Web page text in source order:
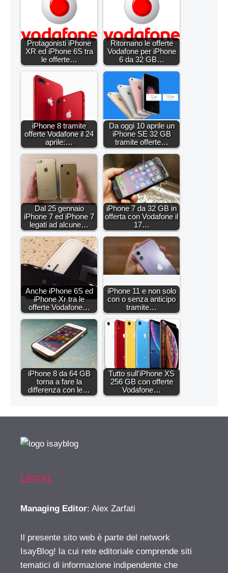
Protagonisti iPhone
XR ed iPhone 6S tra
le offerte…
Ritornano le offerte
Vodafone per iPhone
6 da 32 GB…
iPhone 8 tramite
offerte Vodafone il 24
aprile:…
Da oggi 10 aprile un
iPhone SE 32 GB
tramite offerte…
Dal 25 gennaio
iPhone 7 ed iPhone 7
legati ad alcune…
iPhone 7 da 32 GB in
offerta con Vodafone il
17…
Anche iPhone 6S ed
iPhone Xr tra le
offerte Vodafone…
iPhone 11 e non solo
con o senza anticipo
tramite…
iPhone 8 da 64 GB
torna a fare la
differenza con le…
Tutto sull'iPhone XS
256 GB con offerte
Vodafone…
LEGAL
Managing Editor: Alex Zarfati
Il presente sito web è parte del network
IsayBlog! la cui rete editoriale comprende siti
tematici di informazione indipendente che